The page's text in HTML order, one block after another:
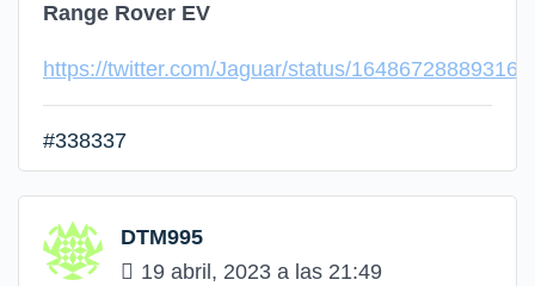
Range Rover EV
https://twitter.com/Jaguar/status/
#338337
DTM995
19 abril, 2023 a las 21:49